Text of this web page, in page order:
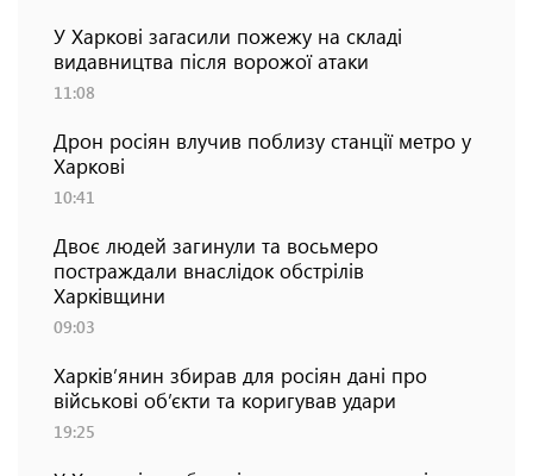
У Харкові загасили пожежу на складі
видавництва після ворожої атаки
11:08
Дрон росіян влучив поблизу станції метро у
Харкові
10:41
Двоє людей загинули та восьмеро
постраждали внаслідок обстрілів
Харківщини
09:03
Харків’янин збирав для росіян дані про
військові об’єкти та коригував удари
19:25